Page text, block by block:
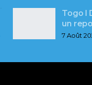
Togo l
un
7 Août